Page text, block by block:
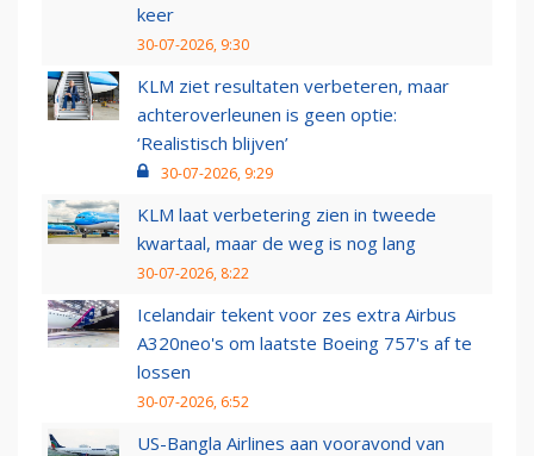
keer
30-07-2026, 9:30
KLM ziet resultaten verbeteren, maar
achteroverleunen is geen optie:
‘Realistisch blijven’
30-07-2026, 9:29
KLM laat verbetering zien in tweede
kwartaal, maar de weg is nog lang
30-07-2026, 8:22
Icelandair tekent voor zes extra Airbus
A320neo's om laatste Boeing 757's af te
lossen
30-07-2026, 6:52
US-Bangla Airlines aan vooravond van